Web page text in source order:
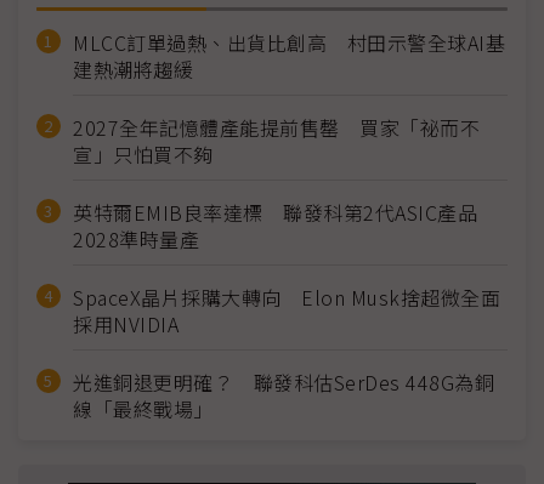
MLCC訂單過熱、出貨比創高 村田示警全球AI基
建熱潮將趨緩
2027全年記憶體產能提前售罄 買家「祕而不
宣」只怕買不夠
英特爾EMIB良率達標 聯發科第2代ASIC產品
2028準時量產
SpaceX晶片採購大轉向 Elon Musk捨超微全面
採用NVIDIA
光進銅退更明確？ 聯發科估SerDes 448G為銅
線「最終戰場」